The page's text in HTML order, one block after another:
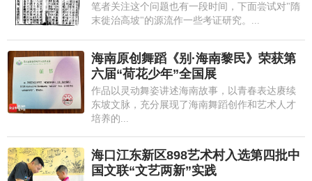
笔者关注这个问题也有一段时间，下面尝试对"隋
末徙治高坡"的源流作一些考证研究。...
海南原创舞蹈《别·海南黎民》荣获第
六届“荷花少年”全国展
作品以灵动舞姿讲述海南故事，以青春表达赓续
东坡文脉，充分展现了海南舞蹈创作和艺术人才
培养的...
海口江东新区898艺术村入选第四批中
国文联“文艺两新”实践